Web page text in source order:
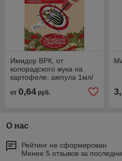
Имидор ВРК, от
колорадского жука на
картофеле, ампула 1мл/
от 0,64 руб.
О нас
Рейтинг не сформирован
Менее 5 отзывов за